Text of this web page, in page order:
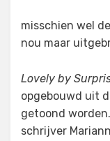
misschien wel
nou maar
Lovely by
opgebouwd uit
getoond
schrijver